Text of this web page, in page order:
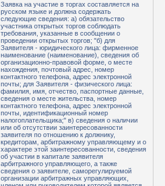
Заявка на участие в торгах составляется на
русском языке и должна содержать
следующие сведения: а) обязательство
участника открытых торгов соблюдать
требования, указанные в сообщении о
проведении открытых торгов; "б) для
Заявителя - юридического лица: фирменное
наименование (наименование), сведения об
организационно-правовой форме, о месте
нахождения, почтовый адрес, номер
контактного телефона, адрес электронной
почты; для Заявителя - физического лица:
фамилия, имя, отчество, паспортные данные,
сведения о месте жительства, номер
контактного телефона, адрес электронной
почты, идентификационный номер
налогоплательщика;" в) сведения о наличии
или об отсутствии заинтересованности
заявителя по отношению к должнику,
кредиторам, арбитражному управляющему и о
характере этой заинтересованности, сведения
об участии в капитале заявителя
арбитражного управляющего, а также
сведения о заявителе, саморегулируемой
организации арбитражных управляющих,